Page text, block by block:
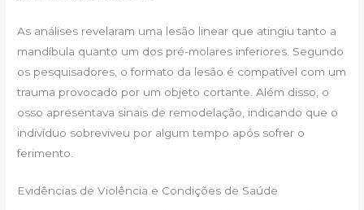
As análises revelaram uma lesão linear que atingiu tanto a
mandíbula quanto um dos pré-molares inferiores. Segundo
os pesquisadores, o formato da lesão é compatível com um
trauma provocado por um objeto cortante. Além disso, o
osso apresentava sinais de remodelação, indicando que o
indivíduo sobreviveu por algum tempo após sofrer o
ferimento.
Evidências de Violência e Condições de Saúde